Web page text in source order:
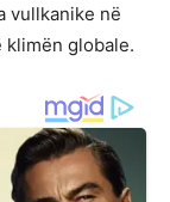
vullkanike në
klimën globale.